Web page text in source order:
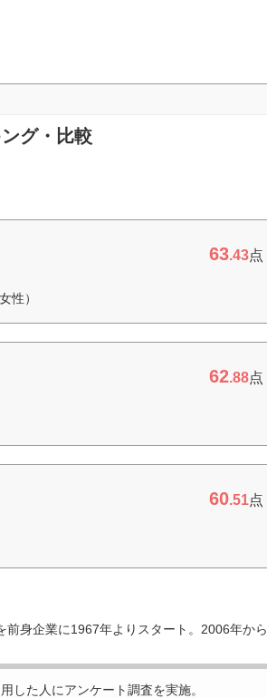
グ・比較
63.43点
性）
62.88点
60.51点
身企業に1967年よりスタート。2006年から
した 人にアンケート調査を実施。